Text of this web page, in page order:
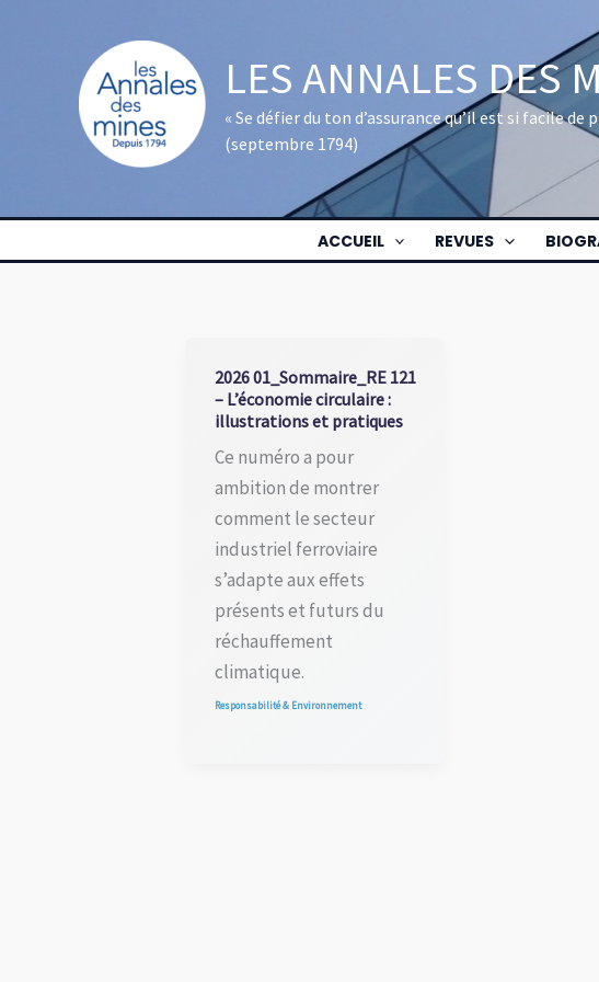
LES ANNALES DES
« Se défier du ton d’assurance qu’il est si facile
(septembre 1794)
ACCUEIL REVUES
2026 01_Sommaire_RE 121
– L’économie circulaire :
illustrations et pratiques
Ce numéro a pour
ambition de montrer
comment le secteur
industriel ferroviaire
s’adapte aux effets
présents et futurs du
réchauffement
climatique.
Responsabilité & Environnement